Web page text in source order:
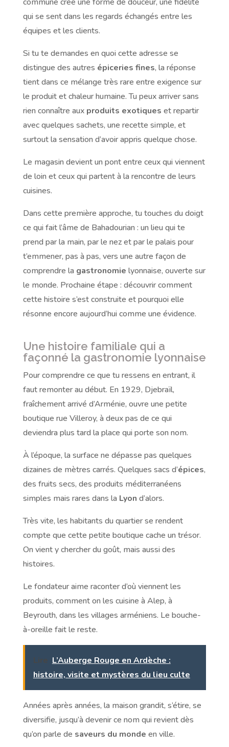
qui se sent dans les regards échangés entre les
équipes et les clients.
Si tu te demandes en quoi cette adresse se
distingue des autres épiceries fines, la réponse
tient dans ce mélange très rare entre exigence sur
le produit et chaleur humaine. Tu peux arriver sans
rien connaître aux produits exotiques et repartir
avec quelques sachets, une recette simple, et
surtout la sensation d’avoir appris quelque chose.
Le magasin devient un pont entre ceux qui viennent
de loin et ceux qui partent à la rencontre de leurs
cuisines.
Dans cette première approche, tu touches du doigt
ce qui fait l’âme de Bahadourian : un lieu qui te
prend par la main, par le nez et par le palais pour
t’emmener, pas à pas, vers une autre façon de
comprendre la gastronomie lyonnaise, ouverte sur
le monde. Prochaine étape : découvrir comment
cette histoire s’est construite et pourquoi elle
résonne encore aujourd’hui comme une évidence.
Une histoire familiale qui a
façonné la gastronomie lyonnaise
Pour comprendre ce que tu ressens en entrant, il
faut remonter au début. En 1929, Djebraïl,
fraîchement arrivé d’Arménie, ouvre une petite
boutique rue Villeroy, à deux pas de ce qui
deviendra plus tard la place qui porte son nom.
À l’époque, la surface ne dépasse pas quelques
dizaines de mètres carrés. Quelques sacs d’épices,
des fruits secs, des produits méditerranéens
simples mais rares dans la Lyon d’alors.
Très vite, les habitants du quartier se rendent
compte que cette petite boutique cache un trésor.
On vient y chercher du goût, mais aussi des
histoires.
Le fondateur aime raconter d’où viennent les
produits, comment on les cuisine à Alep, à
Beyrouth, dans les villages arméniens. Le bouche-
à-oreille fait le reste.
Lire L’Auberge Rouge en Ardèche :
histoire, visite et mystères du lieu culte
Années après années, la maison grandit, s’étire, se
diversifie, jusqu’à devenir ce nom qui revient dès
qu’on parle de saveurs du monde en ville.